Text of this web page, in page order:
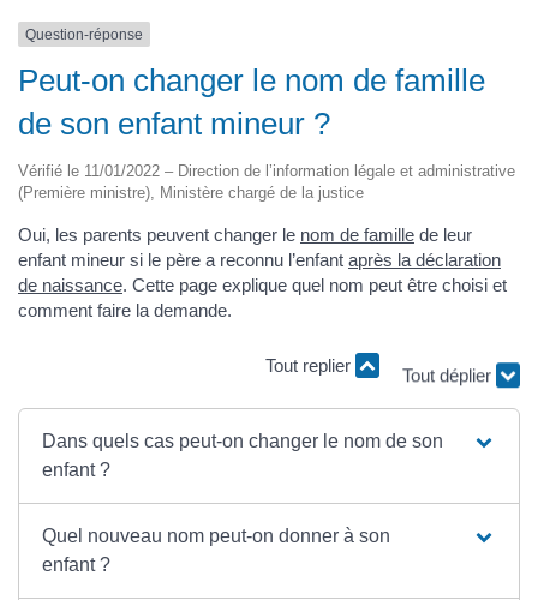
Question-réponse
Peut-on changer le nom de famille
de son enfant mineur ?
Vérifié le 11/01/2022 – Direction de l’information légale et administrative
(Première ministre), Ministère chargé de la justice
Oui, les parents peuvent changer le nom de famille de leur
enfant mineur si le père a reconnu l’enfant après la déclaration
de naissance. Cette page explique quel nom peut être choisi et
comment faire la demande.
Tout replier
Tout déplier
Dans quels cas peut-on changer le nom de son
enfant ?
Quel nouveau nom peut-on donner à son
enfant ?